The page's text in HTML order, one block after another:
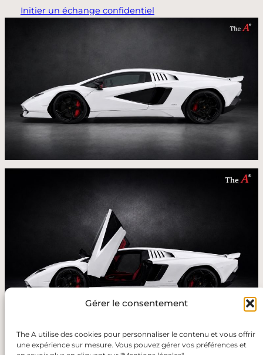
Gérer le consentement
The A utilise des cookies pour personnaliser le contenu et vous offrir
une expérience sur mesure. Vous pouvez gérer vos préférences et
Initier un échange confidentiel